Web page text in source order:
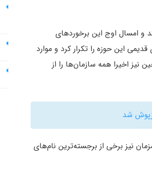
و امسال اوج این برخوردهای
این حوزه را تکرار کرد و موارد
اخیرا همه سازمان‌ها را از
شد
نیز برخی از برجسته‌ترین نام‌های